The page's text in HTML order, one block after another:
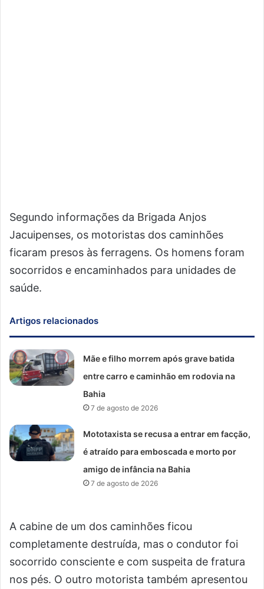
Segundo informações da Brigada Anjos
Jacuipenses, os motoristas dos caminhões
ficaram presos às ferragens. Os homens foram
socorridos e encaminhados para unidades de
saúde.
Artigos relacionados
Mãe e filho morrem após grave batida
entre carro e caminhão em rodovia na
Bahia
7 de agosto de 2026
Mototaxista se recusa a entrar em facção,
é atraído para emboscada e morto por
amigo de infância na Bahia
7 de agosto de 2026
A cabine de um dos caminhões ficou
completamente destruída, mas o condutor foi
socorrido consciente e com suspeita de fratura
nos pés. O outro motorista também apresentou